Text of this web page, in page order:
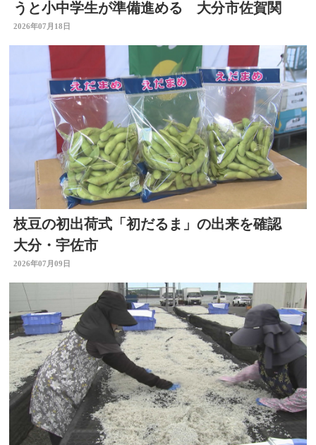
うと小中学生が準備進める 大分市佐賀関
2026年07月18日
枝豆の初出荷式「初だるま」の出来を確認
大分・宇佐市
2026年07月09日